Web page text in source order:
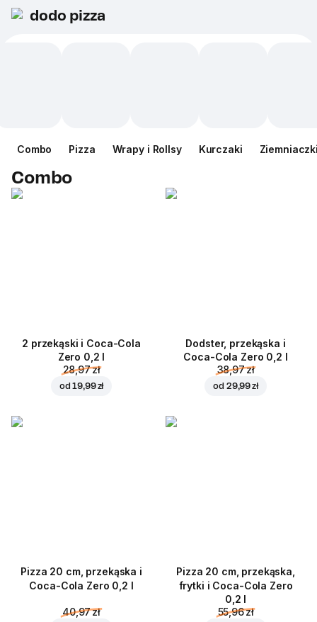
dodo pizza
Сombo Pizza Wrapy i Rollsy Kurczaki
Сombo
2 przekąski i Coca-Cola
Zero 0,2 l
28,97 zł
od19,99 zł
Dodster, przekąska i
Coca-Cola Zero 0,2 l
38,97 zł
od 29,99 zł
Pizza 20 cm, przekąska i
Coca-Cola Zero 0,2 l
40,97 zł
Pizza 20 cm, przekąska,
frytki i Coca-Cola Zero
0,2 l
55,96 zł